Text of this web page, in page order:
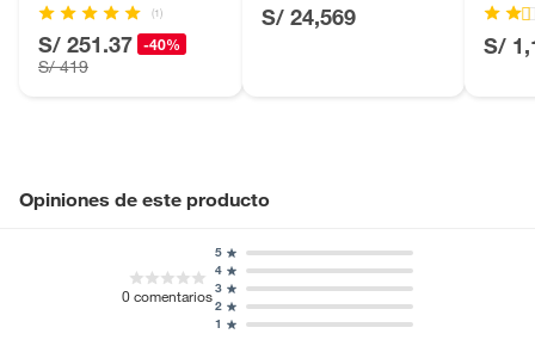
(1)
S/ 251.37 -40%
S/ 419
S/ 24,569
S/
Opiniones de este producto
0comentarios
1
2
3
4
5